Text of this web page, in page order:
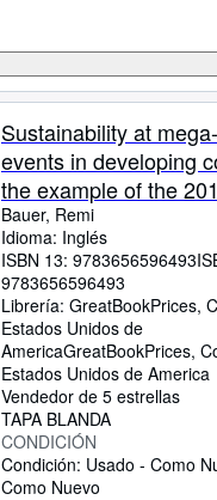
Sustainability at
events in developing
the example of the
World Cup South Africa
Bauer, Remi
Idioma: Inglés
ISBN 13: 9783656596493
9783656596493
Librería: GreatBookPrices,
Estados Unidos de
AmericaGreatBookPrices,
Estados Unidos de America
Vendedor de 5 estrellas
TAPA BLANDA
CONDICIÓN
Condición: Usado - Como
Como Nuevo